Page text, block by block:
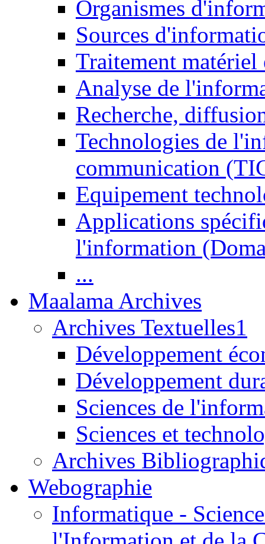
Organismes
Sources
Traitement matériel
Analyse de
Recherche,
Technologies de
communication
Equipement
Applications
l'information
...
Maalama Archives
Archives Textuelles1
Développement
Développement
Sciences de
Sciences et
Archives
Webographie
Informatique -